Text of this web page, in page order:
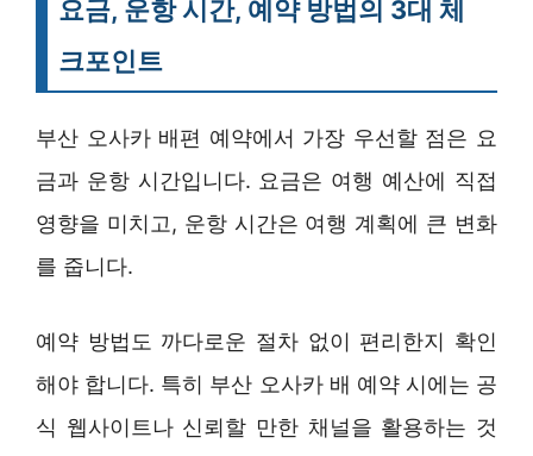
요금, 운항 시간, 예약 방법의 3대 체
크포인트
부산 오사카 배편 예약에서 가장 우선할 점은 요
금과 운항 시간입니다. 요금은 여행 예산에 직접
영향을 미치고, 운항 시간은 여행 계획에 큰 변화
를 줍니다.
예약 방법도 까다로운 절차 없이 편리한지 확인
해야 합니다. 특히 부산 오사카 배 예약 시에는 공
식 웹사이트나 신뢰할 만한 채널을 활용하는 것